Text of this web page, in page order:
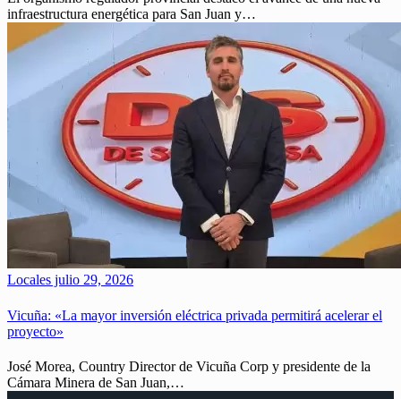
infraestructura energética para San Juan y…
Locales julio 29, 2026
Vicuña: «La mayor inversión eléctrica privada permitirá acelerar el
proyecto»
José Morea, Country Director de Vicuña Corp y presidente de la
Cámara Minera de San Juan,…